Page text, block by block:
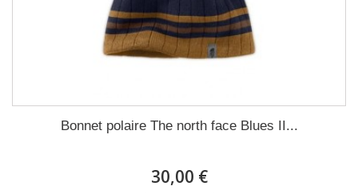
Bonnet polaire The north face Blues II...
30,00 €